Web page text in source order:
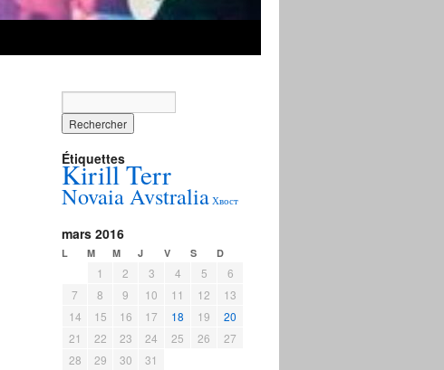
Étiquettes
Kirill Terr
Novaia Avstralia Хвост
mars 2016
L M M J V S D
1 2 3 4 5
6
7
8 9 10 11 12
13
14
15 16 17 18 19
20
21
22 23 24 25 26
27
28
29 30
31